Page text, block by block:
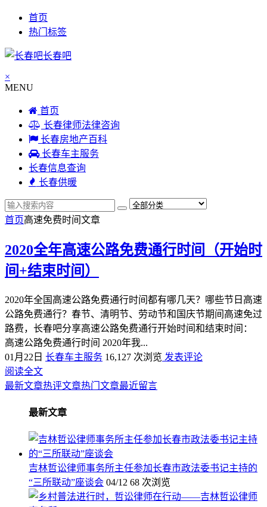
首页
热门标签
长春吧
×
MENU
首页
长春律师法律咨询
长春房地产百科
长春车主服务
长春信息查询
长春供暖
首页高速免费时间文章
2020全年高速公路免费通行时间（开始时
间+结束时间）
2020年全国高速公路免费通行时间都有哪几天？哪些节日高速
公路免费通行？春节、清明节、劳动节和国庆节期间高速免过
路费，长春吧分享高速公路免费通行开始时间和结束时间：
高速公路免费通行时间 2020年我...
01月22日 长春车主服务 16,127 次浏览 发表评论
阅读全文
最新文章热评文章热门文章最近留言
最新文章
吉林哲讼律师事务所主任参加长春市政法委书记主持的
“三所联动”座谈会 04/12 68 次浏览